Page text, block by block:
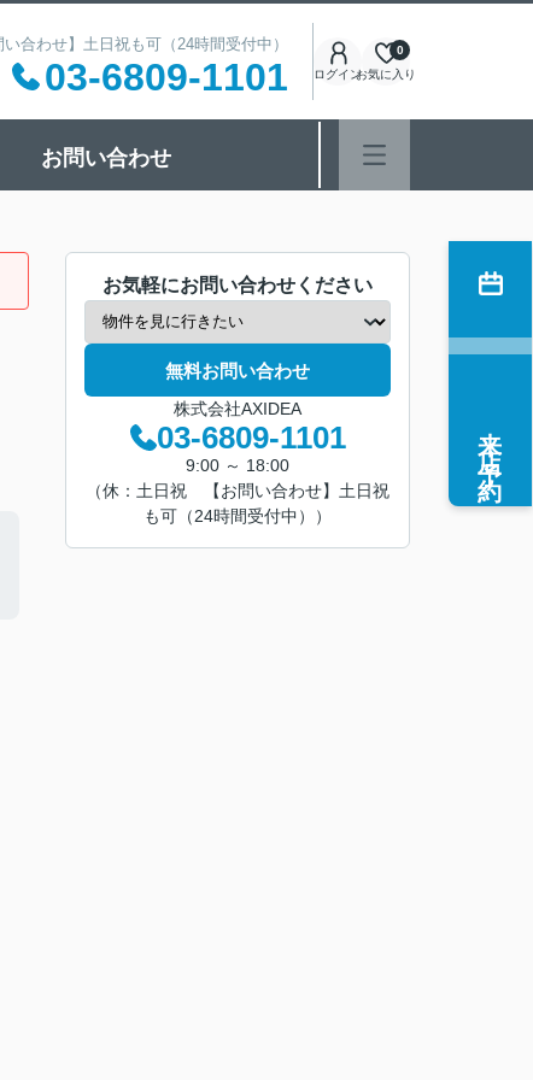
わせ】土日祝も可（24時間受付中）
03-6809-1101 ログインお気に入り
0
お問い合わせ
お気軽にお問い合わせください
無料お問い合わせ
株式会社AXIDEA
03-6809-1101
9:00 ～ 18:00
（休：土日祝 【お問い合わせ】土日祝
も可（24時間受付中））
来店予約